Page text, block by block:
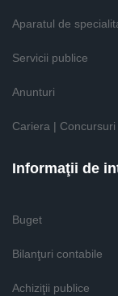
Aparatul de
Servicii publice
Anunturi
Cariera |
Informaţii de
Buget
Bilanţuri contabile
Achiziţii publice